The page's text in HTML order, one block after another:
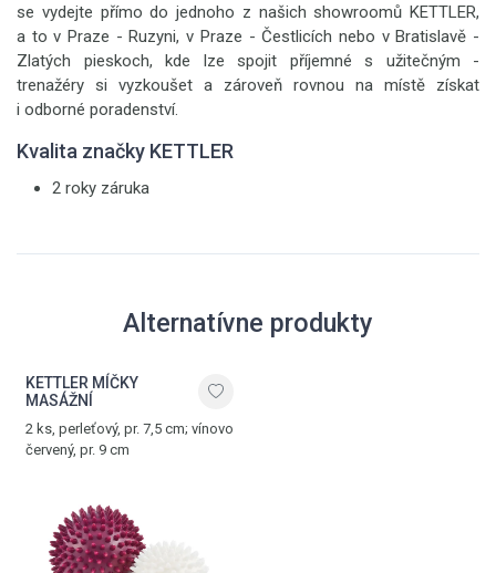
se vydejte přímo do jednoho z našich showroomů KETTLER,
a to v Praze - Ruzyni, v Praze - Čestlicích nebo v Bratislavě -
Zlatých pieskoch, kde lze spojit příjemné s užitečným -
trenažéry si vyzkoušet a zároveň rovnou na místě získat
i odborné poradenství.
Kvalita značky KETTLER
2 roky záruka
Alternatívne produkty
KETTLER MÍČKY
MASÁŽNÍ
2 ks, perleťový, pr. 7,5 cm; vínovo
červený, pr. 9 cm